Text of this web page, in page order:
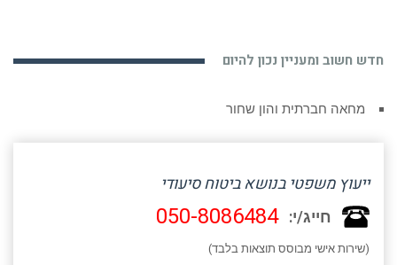
חדש חשוב ומעניין נכון להיום
מחאה חברתית והון שחור
ייעוץ משפטי בנושא ביטוח סיעודי
חייג/י: 050-8086484
(שירות אישי מבוסס תוצאות בלבד)